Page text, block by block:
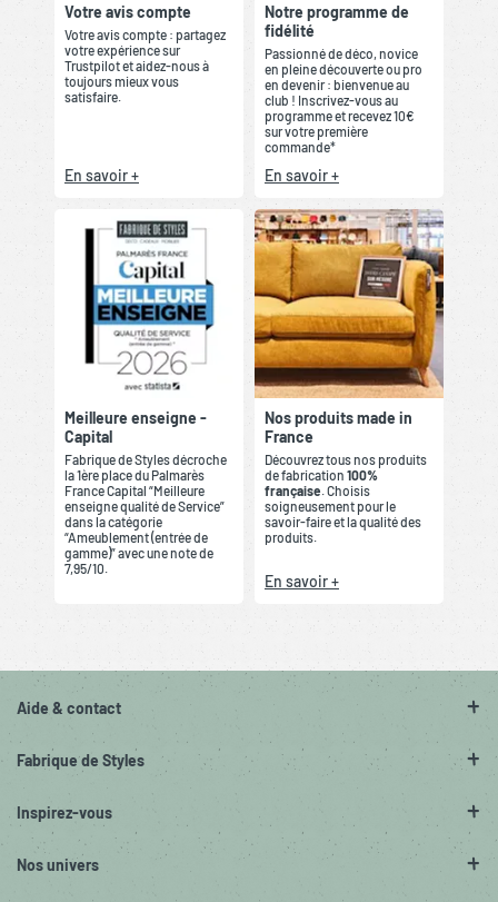
Votre avis compte
Votre avis compte : partagez
votre expérience sur
Trustpilot et aidez-nous à
toujours mieux vous
satisfaire.
En savoir +
Notre programme de
fidélité
Passionné de déco, novice
en pleine découverte ou pro
en devenir : bienvenue au
club ! Inscrivez-vous au
programme et recevez 10€
sur votre première
commande*
En savoir +
Meilleure enseigne -
Capital
Fabrique de Styles décroche
la 1ère place du Palmarès
France Capital “Meilleure
enseigne qualité de Service”
dans la catégorie
“Ameublement (entrée de
gamme)” avec une note de
7,95/10.
Nos produits made in
France
Découvrez tous nos produits
de fabrication 100%
française . Choisis
soigneusement pour le
savoir-faire et la qualité des
produits.
En savoir +
Aide & contact
Fabrique de Styles
Inspirez-vous
Nos univers